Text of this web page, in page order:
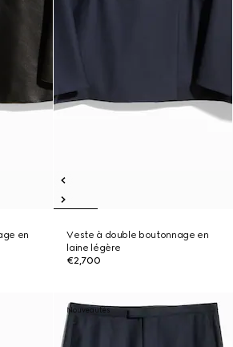
en
Veste à double boutonnage en
laine légère
€2,700
Nouveautés